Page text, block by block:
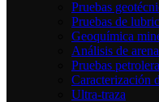
Pruebas
Pruebas de
Geoquímica
Análisis de
Pruebas
Caracterización
Ultra-traza